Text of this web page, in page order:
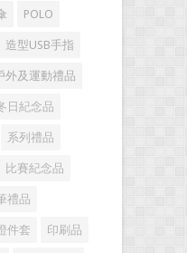
POLO
造型USB手指
外及運動禮品
日紀念品
系列禮品
比賽紀念品
禮品
件套 印刷品